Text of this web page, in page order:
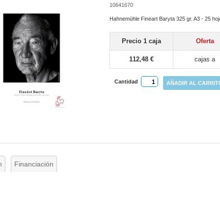
10641670
Hahnemühle Fineart Baryta 325 gr. A3 - 25
Precio 1 caja Oferta
112,48 € cajas a
Cantidad AÑADIR AL
Financiación